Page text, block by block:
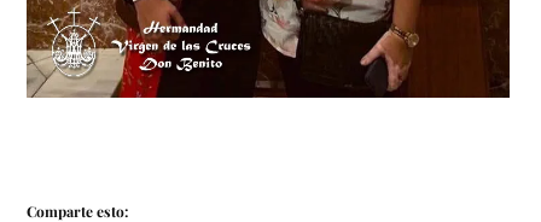
Comparte esto: